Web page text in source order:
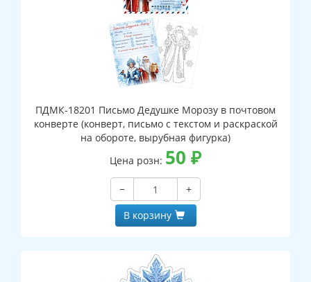
ПДМК-18201 Письмо Дедушке Морозу в почтовом
конверте (конверт, письмо с текстом и раскраской
на обороте, вырубная фигурка)
Цена розн: 50 ₽
−
+
В корзину